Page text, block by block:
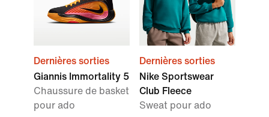
Dernières sorties
Giannis Immortality 5
Chaussure de basket
pour ado
Dernières sorties
Nike Sportswear
Club Fleece
Sweat pour ado